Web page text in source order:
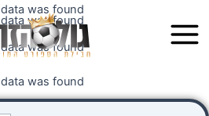
לתוכן
Menu
was found
was found
was found
was found